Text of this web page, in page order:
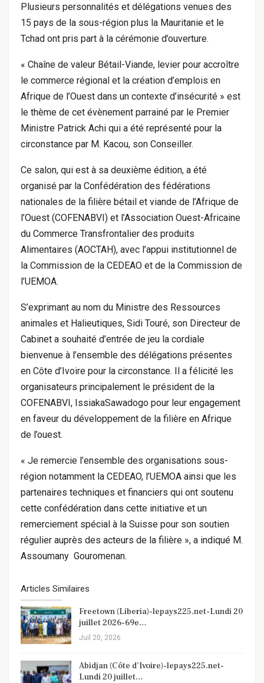
Plusieurs personnalités et délégations venues des
15 pays de la sous-région plus la Mauritanie et le
Tchad ont pris part à la cérémonie d’ouverture.
« Chaîne de valeur Bétail-Viande, levier pour accroître
le commerce régional et la création d’emplois en
Afrique de l’Ouest dans un contexte d’insécurité » est
le thème de cet évènement parrainé par le Premier
Ministre Patrick Achi qui a été représenté pour la
circonstance par M. Kacou, son Conseiller.
Ce salon, qui est à sa deuxième édition, a été
organisé par la Confédération des fédérations
nationales de la filière bétail et viande de l’Afrique de
l’Ouest (COFENABVI) et l’Association Ouest-Africaine
du Commerce Transfrontalier des produits
Alimentaires (AOCTAH), avec l’appui institutionnel de
la Commission de la CEDEAO et de la Commission de
l’UEMOA.
S’exprimant au nom du Ministre des Ressources
animales et Halieutiques, Sidi Touré, son Directeur de
Cabinet a souhaité d’entrée de jeu la cordiale
bienvenue à l’ensemble des délégations présentes
en Côte d’Ivoire pour la circonstance. Il a félicité les
organisateurs principalement le président de la
COFENABVI, IssiakaSawadogo pour leur engagement
en faveur du développement de la filière en Afrique
de l’ouest.
« Je remercie l’ensemble des organisations sous-
région notamment la CEDEAO, l’UEMOA ainsi que les
partenaires techniques et financiers qui ont soutenu
cette confédération dans cette initiative et un
remerciement spécial à la Suisse pour son soutien
régulier auprès des acteurs de la filière », a indiqué M.
Assoumany Gouromenan.
Articles Similaires
Freetown (Liberia)-lepays225.net-Lundi 20
juillet 2026-69e…
Juil 20, 2026
Abidjan (Côte d’Ivoire)-lepays225.net-
Lundi 20 juillet…